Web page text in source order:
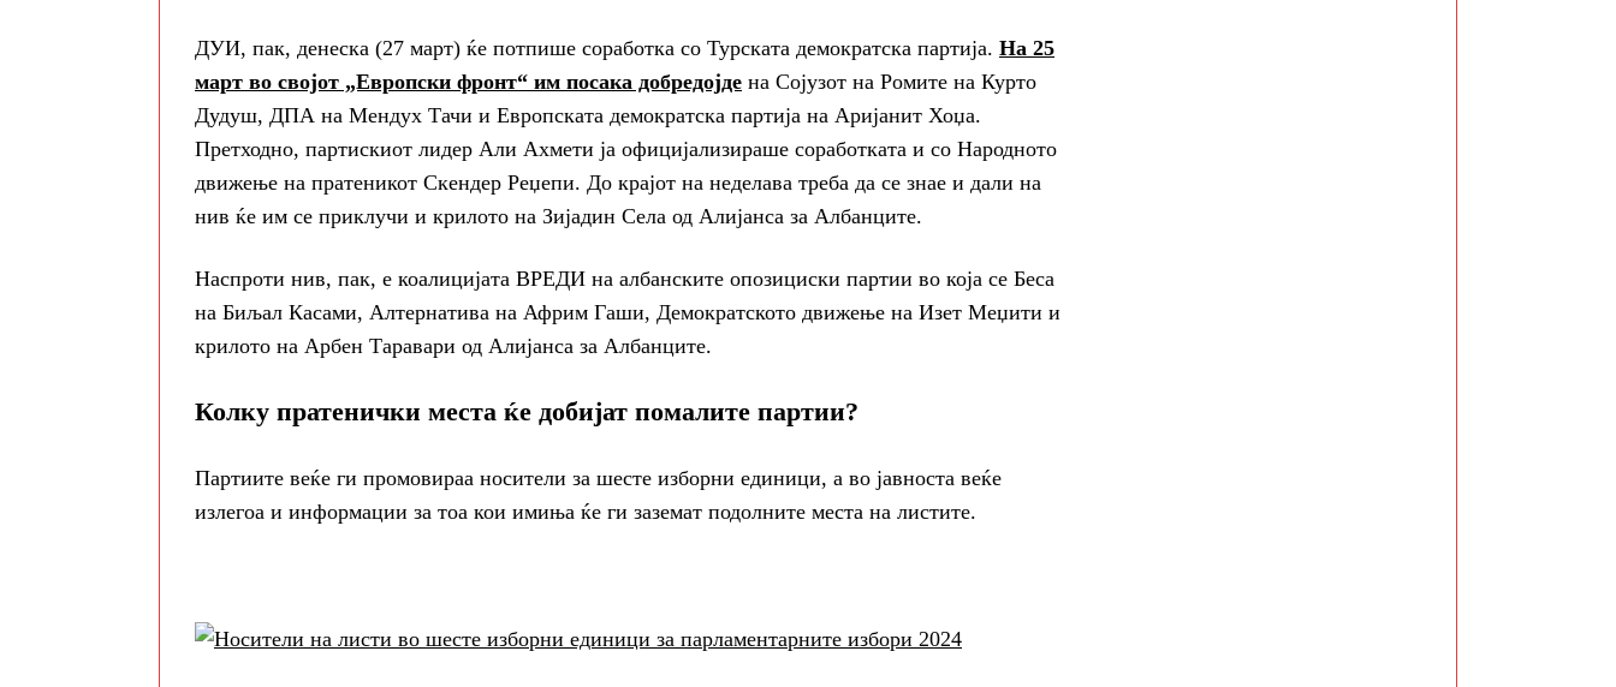
ДУИ, пак, денеска (27 март) ќе потпише соработка со Турската демократска партија. На 25
март во својот „Европски фронт“ им посака добредојде на Сојузот на Ромите на Курто
Дудуш, ДПА на Мендух Тачи и Европската демократска партија на Аријанит Хоџа.
Претходно, партискиот лидер Али Ахмети ја официјализираше соработката и со Народното
движење на пратеникот Скендер Реџепи. До крајот на неделава треба да се знае и дали на
нив ќе им се приклучи и крилото на Зијадин Села од Алијанса за Албанците.
Наспроти нив, пак, е коалицијата ВРЕДИ на албанските опозициски партии во која се Беса
на Биљал Касами, Алтернатива на Африм Гаши, Демократското движење на Изет Меџити и
крилото на Арбен Таравари од Алијанса за Албанците.
Колку пратенички места ќе добијат помалите партии?
Партиите веќе ги промовираа носители за шесте изборни единици, а во јавноста веќе
излегоа и информации за тоа кои имиња ќе ги заземат подолните места на листите.